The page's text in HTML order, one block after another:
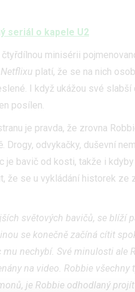
seriál o kapele U2
minisérii
Netflixu platí, že se na nich
I když ukážou své slabší
posílen.
je pravda, že zrovna
Drogy, odvykačky, duševní
je bavič od kosti, takže i
že se u vykládání historek ze
světových bavičů, se blíží
se konečně začíná cítit
nechybí. Své minulosti ale
na video. Robbie všechny
je Robbie odhodlaný